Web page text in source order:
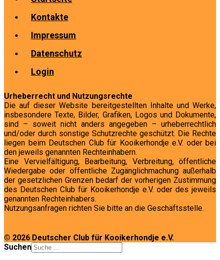
Kontakte
Impressum
Datenschutz
Login
Urheberrecht und Nutzungsrechte
Die auf dieser Website bereitgestellten Inhalte und Werke,
insbesondere Texte, Bilder, Grafiken, Logos und Dokumente,
sind – soweit nicht anders angegeben – urheberrechtlich
und/oder durch sonstige Schutzrechte geschützt. Die Rechte
liegen beim Deutschen Club für Kooikerhondje e.V. oder bei
den jeweils genannten Rechteinhabern.
Eine Vervielfältigung, Bearbeitung, Verbreitung, öffentliche
Wiedergabe oder öffentliche Zugänglichmachung außerhalb
der gesetzlichen Grenzen bedarf der vorherigen Zustimmung
des Deutschen Club für Kooikerhondje e.V. oder des jeweils
genannten Rechteinhabers.
Nutzungsanfragen richten Sie bitte an die Geschäftsstelle.
© 2026 Deutscher Club für Kooikerhondje e.V.
Suchen